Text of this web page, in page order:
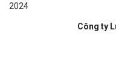
2024
Công ty